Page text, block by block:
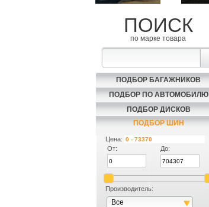
ПОИСК
по марке товара
ПОДБОР БАГАЖНИКОВ
ПОДБОР ПО АВТОМОБИЛЮ
ПОДБОР ДИСКОВ
ПОДБОР ШИН
Цена:
От:
До:
Производитель:
Все